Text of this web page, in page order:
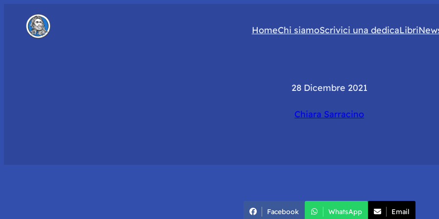
HomeChi siamoScrivici una dedicaLibri
28 Dicembre 2021
Chiara Sarracino
Facebook WhatsApp Email